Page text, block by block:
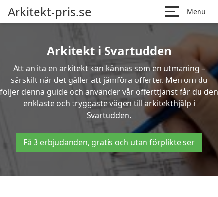
Arkitekt-pris.se Menu
Arkitekt i Svartudden
Att anlita en arkitekt kan kännas som en utmaning –
särskilt när det gäller att jämföra offerter. Men om du
följer denna guide och använder vår offerttjänst får du den
enklaste och tryggaste vägen till arkitekthjälp i
Svartudden.
Få 3 erbjudanden, gratis och utan förpliktelser